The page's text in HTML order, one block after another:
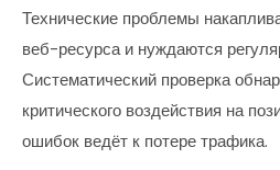
Технические проблемы
веб-ресурса и нуждаются
Систематический проверка
критического воздействия на
ошибок ведёт к потере трафика.